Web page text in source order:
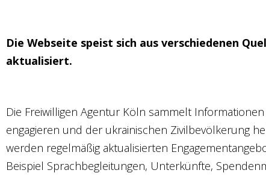
Die Webseite speist sich aus verschiedenen
aktualisiert.
Die Freiwilligen Agentur Köln sammelt
engagieren und der ukrainischen Zivilbevölkerung
werden regelmäßig aktualisierten
Beispiel Sprachbegleitungen, Unterkünfte,